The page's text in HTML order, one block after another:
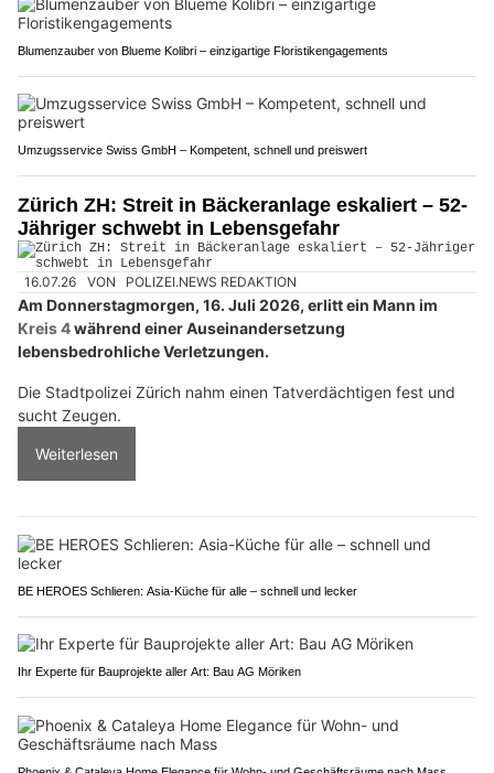
Blumenzauber von Blueme Kolibri – einzigartige Floristikengagements
Umzugsservice Swiss GmbH – Kompetent, schnell und preiswert
Zürich ZH: Streit in Bäckeranlage eskaliert – 52-
Jähriger schwebt in Lebensgefahr
16.07.26 VON POLIZEI.NEWS REDAKTION
Am Donnerstagmorgen, 16. Juli 2026, erlitt ein Mann im
Kreis 4während einer Auseinandersetzung
lebensbedrohliche Verletzungen.
Die Stadtpolizei Zürich nahm einen Tatverdächtigen fest und
sucht Zeugen.
Weiterlesen
BE HEROES Schlieren: Asia-Küche für alle – schnell und lecker
Ihr Experte für Bauprojekte aller Art: Bau AG Möriken